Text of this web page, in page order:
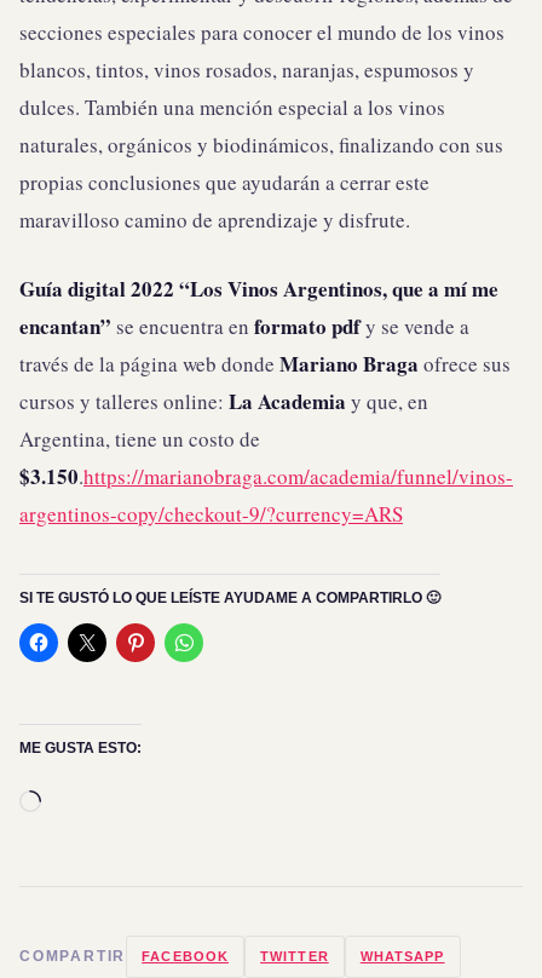
secciones especiales para conocer el mundo de los vinos
blancos, tintos, vinos rosados, naranjas, espumosos y
dulces. También una mención especial a los vinos
naturales, orgánicos y biodinámicos, finalizando con sus
propias conclusiones que ayudarán a cerrar este
maravilloso camino de aprendizaje y disfrute.
Guía digital 2022 “Los Vinos Argentinos, que a mí me
encantan” se encuentra en formato pdfy se vende a
través de la página web donde Mariano Braga ofrece sus
cursos y talleres online: La Academia y que, en
Argentina, tiene un costo de
$3.150.https://marianobraga.com/academia/funnel/vinos-
argentinos-copy/checkout-9/?currency=ARS
SI TE GUSTÓ LO QUE LEÍSTE AYUDAME A COMPARTIRLO 🙂
ME GUSTA ESTO:
Cargando...
COMPARTIR FACEBOOK TWITTER WHATSAPP